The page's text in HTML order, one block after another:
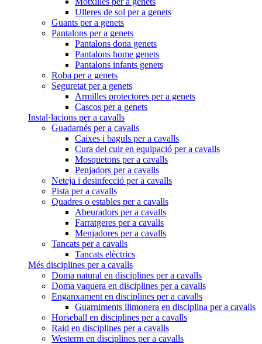
Ulleres de sol per a genets
Guants per a genets
Pantalons per a genets
Pantalons dona genets
Pantalons home genets
Pantalons infants genets
Roba per a genets
Seguretat per a genets
Armilles protectores per a genets
Cascos per a genets
Instal·lacions per a cavalls
Guadarnés per a cavalls
Caixes i baguls per a cavalls
Cura del cuir en equipació per a cavalls
Mosquetons per a cavalls
Penjadors per a cavalls
Neteja i desinfecció per a cavalls
Pista per a cavalls
Quadres o estables per a cavalls
Abeuradors per a cavalls
Farratgeres per a cavalls
Menjadores per a cavalls
Tancats per a cavalls
Tancats elèctrics
Més disciplines per a cavalls
Doma natural en disciplines per a cavalls
Doma vaquera en disciplines per a cavalls
Enganxament en disciplines per a cavalls
Guarniments llimonera en disciplina per a cavalls
Horseball en disciplines per a cavalls
Raid en disciplines per a cavalls
Westerm en disciplines per a cavalls